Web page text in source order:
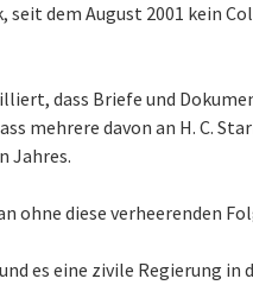
seit dem August 2001 kein
dass Briefe und
mehrere davon an H. C.
Jahres.
ohne diese verheerenden
es eine zivile Regierung in